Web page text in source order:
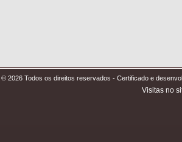
© 2026 Todos os direitos reservados - Certificado e
Visitas no